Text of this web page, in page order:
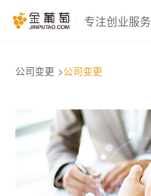
专注创业服务
公司变更 >公司变更